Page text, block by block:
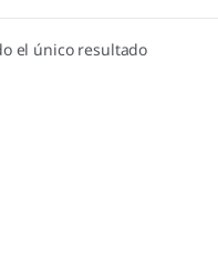
el único resultado